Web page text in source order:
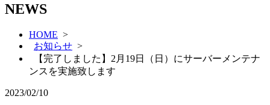
NEWS
HOME >
お知らせ >
【完了しました】2月19日（日）にサーバーメンテナ
ンスを実施致します
2023/02/10